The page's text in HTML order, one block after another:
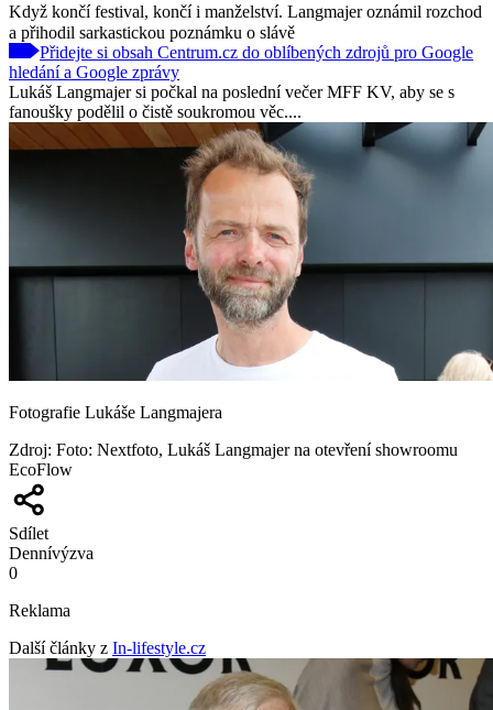
Když končí festival, končí i manželství. Langmajer oznámil rozchod
a přihodil sarkastickou poznámku o slávě
Přidejte si obsah Centrum.cz do oblíbených zdrojů pro Google
hledání a Google zprávy
Lukáš Langmajer si počkal na poslední večer MFF KV, aby se s
fanoušky podělil o čistě soukromou věc....
Fotografie Lukáše Langmajera
Zdroj: Foto: Nextfoto, Lukáš Langmajer na otevření showroomu
EcoFlow
Sdílet
Dennívýzva
0
Reklama
Další články z In-lifestyle.cz